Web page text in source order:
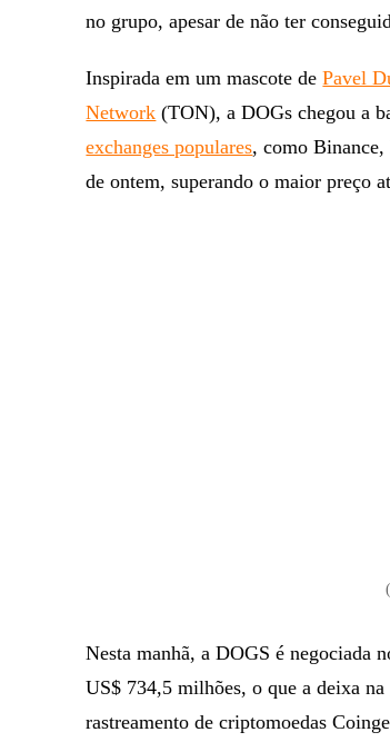
no grupo, apesar de não ter
Inspirada em um mascote dePavel
Network (TON), a DOGs chegou a
exchanges populares, como
de ontem, superando o maior preço
Nesta manhã, a DOGS é negociada
US$ 734,5 milhões, o que a deixa na
rastreamento de criptomoedas